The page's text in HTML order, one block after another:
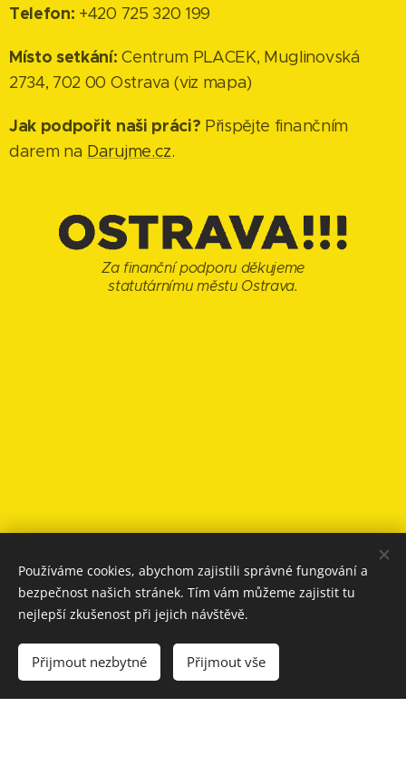
Telefon: +420 725 320 199
Místo setkání:Centrum PLACEK, Muglinovská
2734, 702 00 Ostrava (viz mapa)
Jak podpořit naši práci? Přispějte finančním
darem na Darujme.cz.
Za finanční podporu děkujeme
statutárnímu městu Ostrava.
Používáme cookies, abychom zajistili správné fungování a
bezpečnost našich stránek. Tím vám můžeme zajistit tu
nejlepší zkušenost při jejich návštěvě.
Přijmout nezbytné Přijmout vše